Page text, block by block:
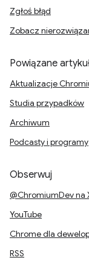
Zgłoś błąd
Zobacz
Powiązane
Aktualizacje
Studia przypadków
Archiwum
Podcasty i programy
Obserwuj
@ChromiumDev na
YouTube
Chrome dla
RSS